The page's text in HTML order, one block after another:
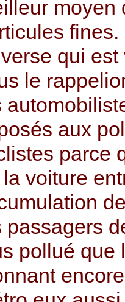
moyen
fines.
qui
le
aux
parce
voiture
passagers
pollué que